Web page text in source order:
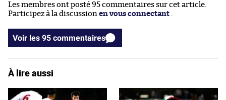
Les membres ont posté 95 commentaires sur cet article.
Participez à la discussion en vous connectant
Voir les 95 commentaires
À lire aussi